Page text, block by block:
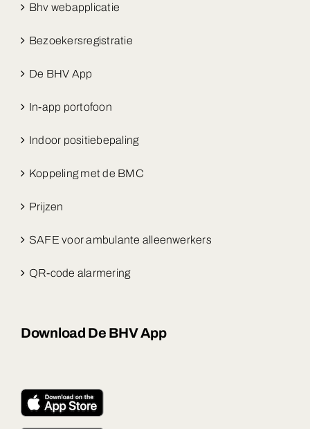
Bhv webapplicatie
Bezoekersregistratie
De BHV App
In-app portofoon
Indoor positiebepaling
Koppeling met de BMC
Prijzen
SAFE voor ambulante alleenwerkers
QR-code alarmering
Download De BHV App